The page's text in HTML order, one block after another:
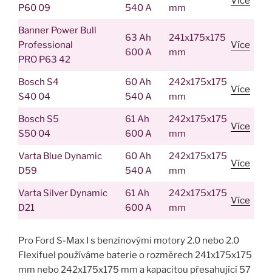
P60 09 540 A mm
Banner Power Bull
Professional
PRO P63 42
63 Ah
600 A
241x175x175
mm
Více
Bosch S4
S40 04
60 Ah
540 A
242x175x175
mm
Více
Bosch S5
S50 04
61 Ah
600 A
242x175x175
mm
Více
Varta Blue Dynamic
D59
60 Ah
540 A
242x175x175
mm
Více
Varta Silver Dynamic
D21
61 Ah
600 A
242x175x175
mm
Více
Pro Ford S-Max I s benzínovými motory 2.0 nebo 2.0
Flexifuel používáme baterie o rozměrech 241x175x175
mm nebo 242x175x175 mm a kapacitou přesahující 57